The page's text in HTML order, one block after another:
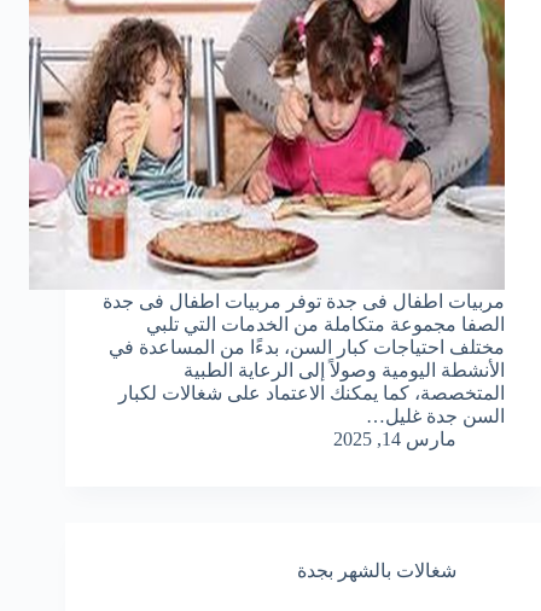
مربيات اطفال فى جدة توفر مربيات اطفال فى جدة
الصفا مجموعة متكاملة من الخدمات التي تلبي
مختلف احتياجات كبار السن، بدءًا من المساعدة في
الأنشطة اليومية وصولاً إلى الرعاية الطبية
المتخصصة، كما يمكنك الاعتماد على شغالات لكبار
السن جدة غليل…
مارس 14, 2025
شغالات بالشهر بجدة